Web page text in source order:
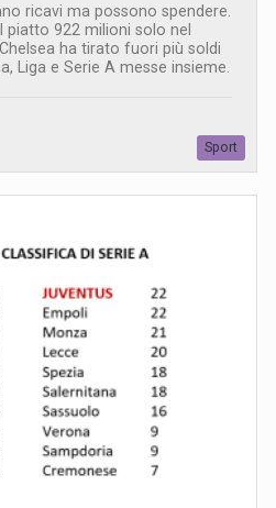
ricavi ma possono spendere.
piatto 922 milioni solo nel
ha tirato fuori più soldi
Liga e Serie A messe insieme.
Sport